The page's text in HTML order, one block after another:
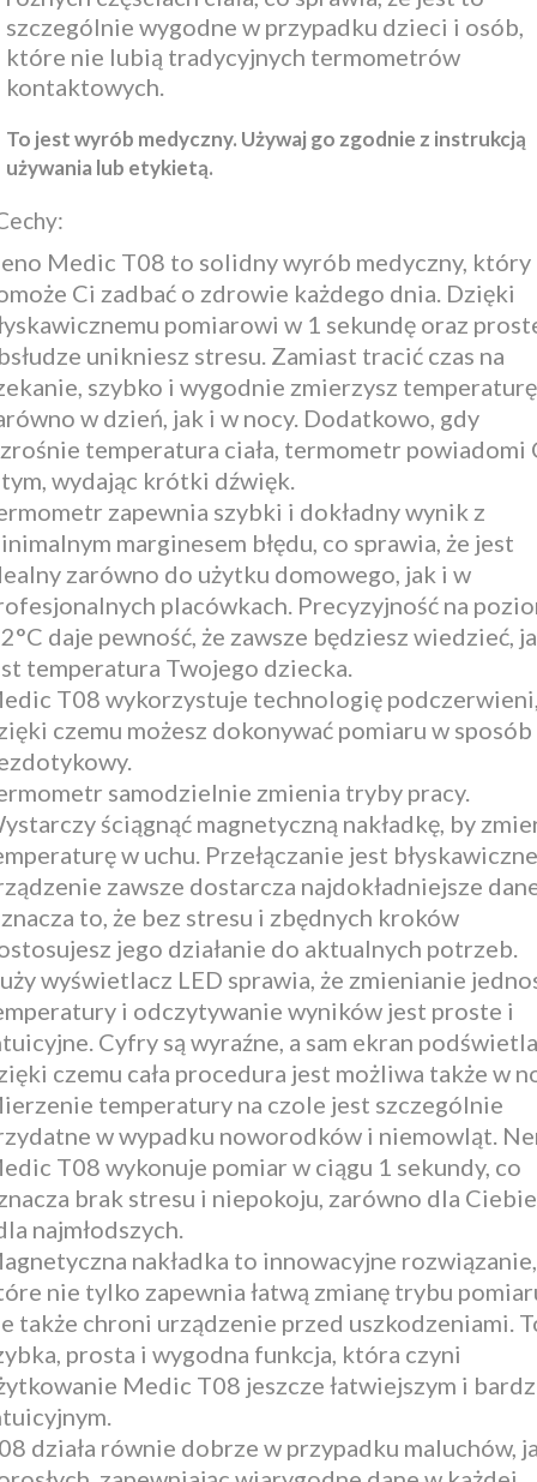
szczególnie wygodne w przypadku dzieci i osób,
które nie lubią tradycyjnych termometrów
kontaktowych.
To jest wyrób medyczny. Używaj go zgodnie z instrukcją
używania lub etykietą.
Medic T08 to solidny wyrób medyczny, który
Ci zadbać o zdrowie każdego dnia. Dzięki
pomiarowi w 1 sekundę oraz
unikniesz stresu. Zamiast tracić czas na
szybko i wygodnie zmierzysz temperaturę
w dzień, jak i w nocy. Dodatkowo, gdy
temperatura ciała, termometr powiadomi
wydając krótki dźwięk.
zapewnia szybki i dokładny wynik z
marginesem błędu, co sprawia, że jest
zarówno do użytku domowego, jak i w
placówkach. Precyzyjność na
daje pewność, że zawsze będziesz wiedzieć,
temperatura Twojego dziecka.
T08 wykorzystuje technologię
czemu możesz dokonywać pomiaru w sposób
samodzielnie zmienia tryby pracy.
ściągnąć magnetyczną nakładkę, by
w uchu. Przełączanie jest
zawsze dostarcza najdokładniejsze
to, że bez stresu i zbędnych kroków
jego działanie do aktualnych potrzeb.
wyświetlacz LED sprawia, że zmienianie
i odczytywanie wyników jest proste i
Cyfry są wyraźne, a sam ekran
czemu cała procedura jest możliwa także w
temperatury na czole jest szczególnie
w wypadku noworodków i niemowląt.
T08 wykonuje pomiar w ciągu 1 sekundy, co
brak stresu i niepokoju, zarówno dla
najmłodszych.
nakładka to innowacyjne rozwiązanie,
nie tylko zapewnia łatwą zmianę trybu
także chroni urządzenie przed uszkodzeniami.
prosta i wygodna funkcja, która czyni
Medic T08 jeszcze łatwiejszym i
działa równie dobrze w przypadku maluchów,